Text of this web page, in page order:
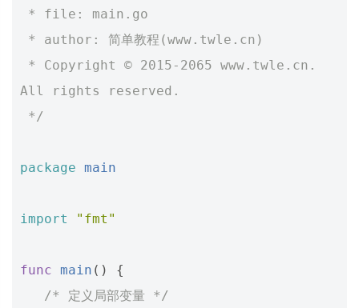
* file: main.go
* author: 简单教程(www.twle.cn)
All rights reserved.
*/
package main
import "fmt"
func main ()
{
/* 定义局部变量 */